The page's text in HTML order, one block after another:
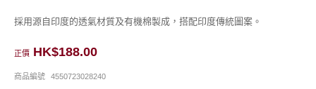
採用源自印度的透氣材質及有機棉製成，搭配印度傳統圖案。
正價 HK$188.00
商品編號 4550723028240